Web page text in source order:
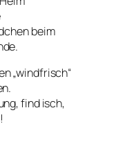
beim
„windfrisch“
find isch,